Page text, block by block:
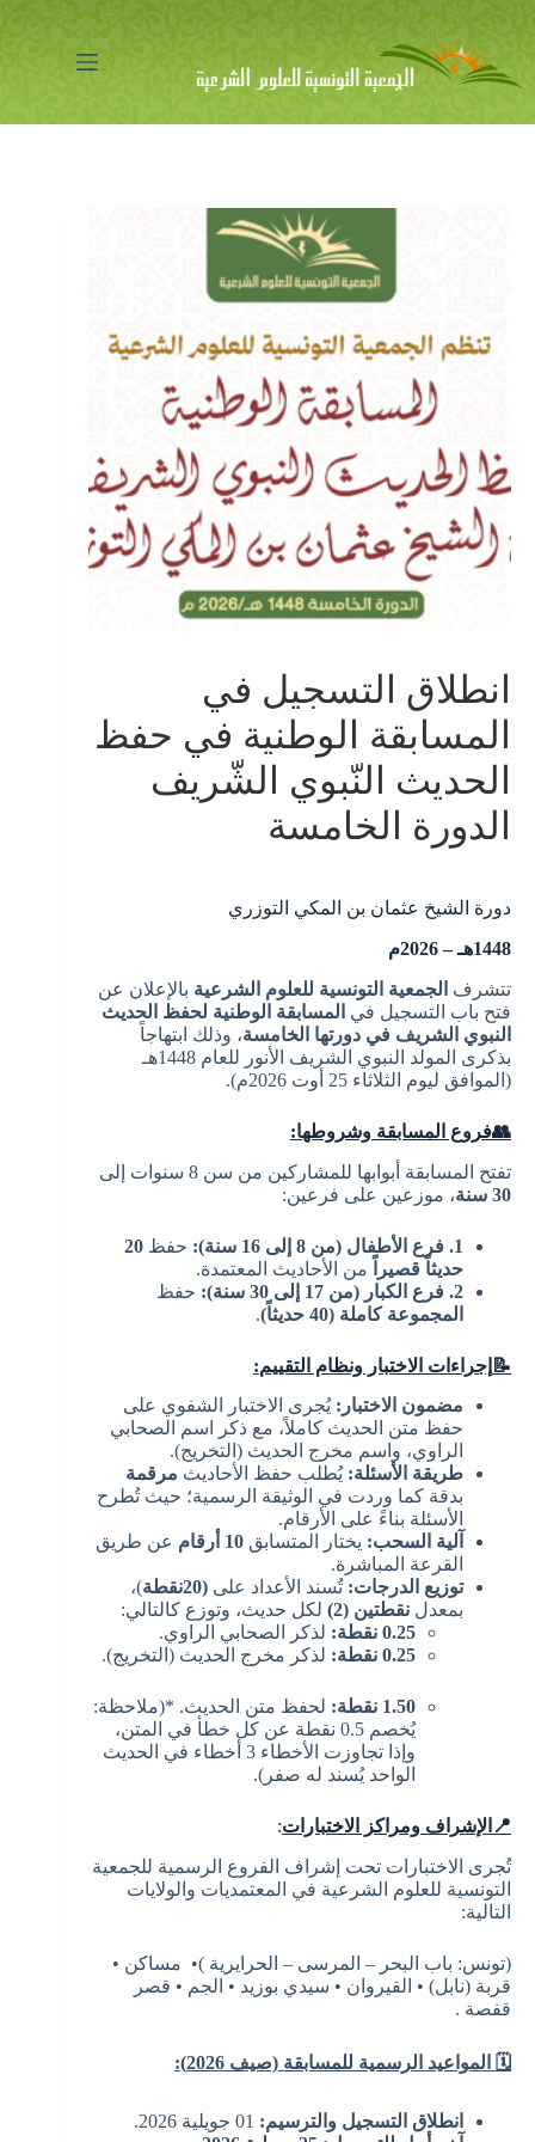
المحتوى
انطلاق التسجيل في
المسابقة الوطنية في حفظ
الحديث النّبوي الشّريف
الدورة الخامسة
دورة الشيخ عثمان بن المكي التوزري
1448هـ – 2026م
تتشرف الجمعية التونسية للعلوم الشرعية بالإعلان عن
فتح باب التسجيل في المسابقة الوطنية لحفظ الحديث
النبوي الشريف في دورتها الخامسة، وذلك ابتهاجاً
بذكرى المولد النبوي الشريف الأنور للعام 1448هـ
(الموافق ليوم الثلاثاء 25 أوت 2026م).
👥فروع المسابقة وشروطها:
تفتح المسابقة أبوابها للمشاركين من سن 8 سنوات إلى
30 سنة
، موزعين على فرعين:
1. فرع الأطفال (من 8 إلى 16 سنة) : حفظ 20
حديثاً قصيراً
من الأحاديث المعتمدة.
2. فرع الكبار (من 17 إلى 30 سنة) : حفظ
المجموعة كاملة (40 حديثاً)
.
📝 إجراءات الاختبار ونظام التقييم:
مضمون الاختبار : يُجرى الاختبار الشفوي على
حفظ متن الحديث كاملاً، مع ذكر اسم الصحابي
الراوي، واسم مخرج الحديث (التخريج).
طريقة الأسئلة: يُطلب حفظ الأحاديث مرقمة
بدقة كما وردت في الوثيقة الرسمية؛ حيث تُطرح
الأسئلة بناءً على الأرقام.
آلية السحب: يختار المتسابق 10 أرقام عن طريق
القرعة المباشرة.
توزيع الدرجات: تُسند الأعداد على (20 نقطة)،
بمعدل نقطتين (2)
لكل حديث، وتوزع كالتالي:
0.25 نقطة: لذكر الصحابي الراوي.
0.25 نقطة: لذكر مخرج الحديث (التخريج).
1.50 نقطة: لحفظ متن الحديث. *(ملاحظة:
يُخصم 0.5 نقطة عن كل خطأ في المتن،
وإذا تجاوزت الأخطاء 3 أخطاء في الحديث
الواحد يُسند له صفر).
📍 الإشراف ومراكز الاختبارات:
تُجرى الاختبارات تحت إشراف الفروع الرسمية للجمعية
التونسية للعلوم الشرعية في المعتمديات والولايات
التالية:
(تونس: باب البحر – المرسى – الحرايرية )• مساكن •
قربة (نابل) • القيروان • سيدي بوزيد • الجم • قصر
قفصة .
🗓️ المواعيد الرسمية للمسابقة (صيف 2026) :
انطلاق التسجيل والترسيم: